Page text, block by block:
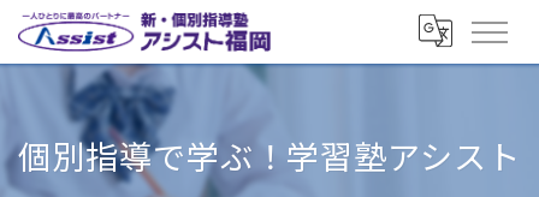
個別指導で学ぶ！学習塾アシスト